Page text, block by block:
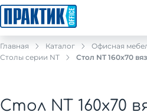
Главная Каталог Офисная
Столы серии NT
Стол NT 160x70
Стол NT 160x70